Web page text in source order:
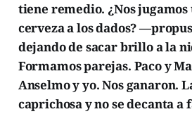
tiene remedio. ¿Nos jugamos
cerveza a los dados?
dejando de sacar brillo a la
Formamos parejas. Paco y
Anselmo y yo. Nos ganaron.
caprichosa y no se decanta a